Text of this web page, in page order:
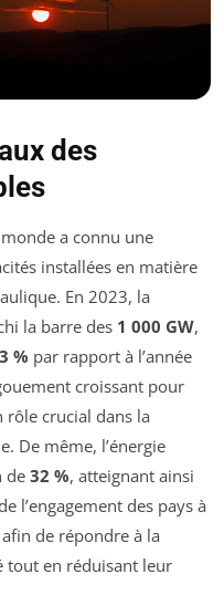
des
a connu une
installées en matière
En 2023, la
la barre des 1 000 GW,
% par rapport à l’année
croissant pour
rôle crucial dans la
De même, l’énergie
de 32 %, atteignant ainsi
l’engagement des pays à
de répondre à la
tout en réduisant leur